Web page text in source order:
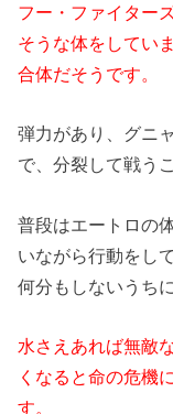
フー・ファイター
そうな体をしてい
合体だそうです。
弾力があり、グニ
で、分裂して戦う
普段はエートロの
いながら行動をし
何分もしないうち
水さえあれば無敵
くなると命の危機
す。